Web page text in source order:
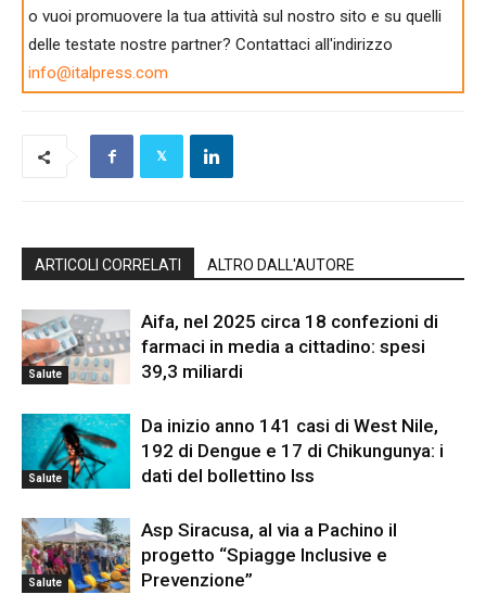
o vuoi promuovere la tua attività sul nostro sito e su quelli
delle testate nostre partner? Contattaci all'indirizzo
info@italpress.com
ARTICOLI CORRELATI ALTRO DALL'AUTORE
Salute
Aifa, nel 2025 circa 18 confezioni di
farmaci in media a cittadino: spesi
39,3 miliardi
Salute
Da inizio anno 141 casi di West Nile,
192 di Dengue e 17 di Chikungunya: i
dati del bollettino Iss
Salute
Asp Siracusa, al via a Pachino il
progetto “Spiagge Inclusive e
Prevenzione”